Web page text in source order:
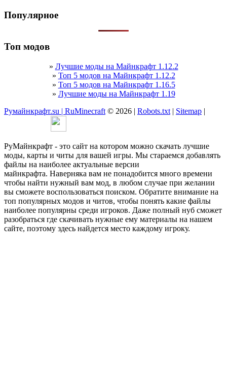
Популярное
Топ модов
» Лучшие моды на Майнкрафт 1.12.2
» Топ 5 модов на Майнкрафт 1.12.2
» Топ 5 модов на Майнкрафт 1.16.5
» Лучшие моды на Майнкрафт 1.19
Румайнкрафт.su | RuMinecraft © 2026 | Robots.txt | Sitemap |
РуМайнкрафт - это сайт на котором можно скачать лучшие
моды, карты и читы для вашей игры. Мы стараемся добавлять
файлы на наиболее актуальные версии
майнкрафта. Наверняка вам не понадобится много времени
чтобы найти нужный вам мод, в любом случае при желании
вы сможете воспользоваться поиском. Обратите внимание на
топ популярных модов и читов, чтобы понять какие файлы
наиболее популярны среди игроков. Даже полный нуб сможет
разобраться где скачивать нужные ему материалы на нашем
сайте, поэтому здесь найдется место каждому игроку.